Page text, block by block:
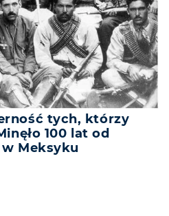
tych, którzy
100 lat od
Meksyku